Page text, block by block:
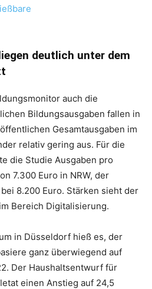
deutlich unter dem
auch die
Bildungsausgaben fallen in
Gesamtausgaben im
relativ gering aus. Für die
die Studie Ausgaben pro
7.300 Euro in NRW, der
8.200 Euro. Stärken sieht der
Bereich Digitalisierung.
in Düsseldorf hieß es, der
ganz überwiegend auf
Der Haushaltsentwurf für
einen Anstieg auf 24,5